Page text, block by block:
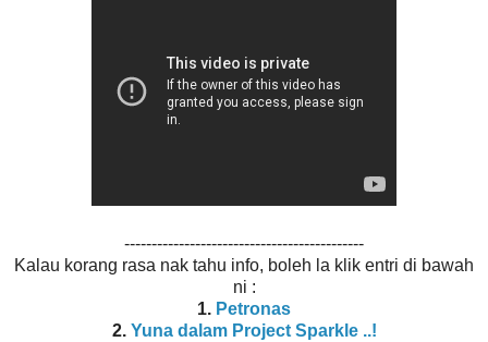
--------------------------------------------
Kalau korang rasa nak tahu info, boleh la klik entri di bawah
ni :
1. Petronas
2. Yuna dalam Project Sparkle ..!